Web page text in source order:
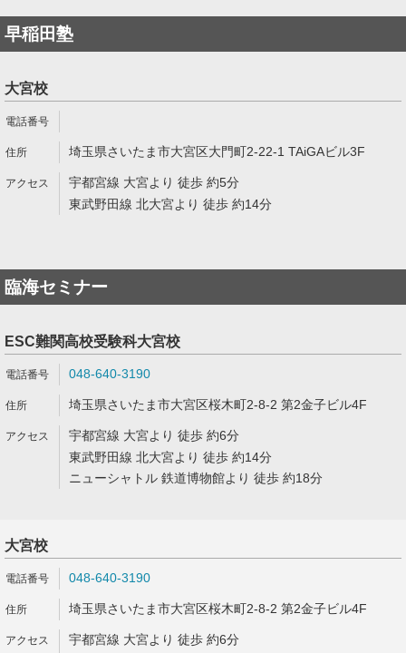
早稲田塾
大宮校
埼玉県さいたま市大宮区大門町2-22-1 TAiGAビル3F
宇都宮線 大宮より 徒歩 約5分
東武野田線 北大宮より 徒歩 約14分
臨海セミナー
ESC難関高校受験科大宮校
048-640-3190
埼玉県さいたま市大宮区桜木町2-8-2 第2金子ビル4F
宇都宮線 大宮より 徒歩 約6分
東武野田線 北大宮より 徒歩 約14分
ニューシャトル 鉄道博物館より 徒歩 約18分
大宮校
048-640-3190
埼玉県さいたま市大宮区桜木町2-8-2 第2金子ビル4F
宇都宮線 大宮より 徒歩 約6分